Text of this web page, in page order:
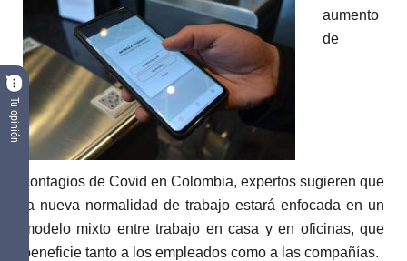
aumento
de
contagios de Covid en Colombia, expertos sugieren que
la nueva normalidad de trabajo estará enfocada en un
modelo mixto entre trabajo en casa y en oficinas, que
beneficie tanto a los empleados como a las compañías.
Tu opinión